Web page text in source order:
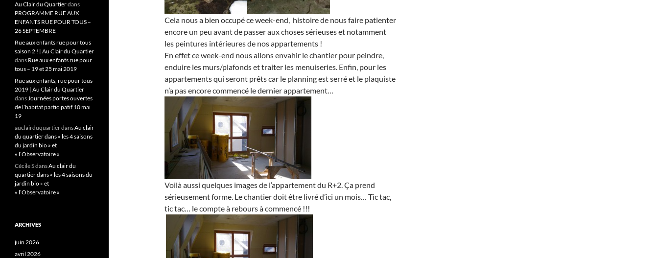
Cela nous a bien occupé ce week-end, histoire de nous faire patienter
encore un peu avant de passer aux choses sérieuses et notamment
les peintures intérieures de nos appartements !
En effet ce week-end nous allons envahir le chantier pour peindre,
enduire les murs/plafonds et traiter les menuiseries. Enfin, pour les
appartements qui seront prêts car le planning est serré et le plaquiste
n’a pas encore commencé le dernier appartement…
Voilà aussi quelques images de l’appartement du R+2. Ça prend
sérieusement forme. Le chantier doit être livré d’ici un mois… Tic tac,
tic tac… le compte à rebours à commencé !!!
Au Clair du Quartierdans
PROGRAMME RUE AUX
ENFANTS RUE POUR TOUS –
26 SEPTEMBRE
Rue aux enfants rue pour tous
saison 2 ! | Au Clair du Quartier
dans Rue aux enfants rue pour
tous – 19 et 25 mai 2019
Rue aux enfants, rue pour tous
2019 | Au Clair du Quartier
dansJournées portes ouvertes
de l’habitat participatif 10 mai
19
auclairduquartierdansAu clair
du quartier dans « les 4 saisons
du jardin bio » et
« l’Observatoire »
Cécile SdansAu clair du
quartier dans « les 4 saisons du
jardin bio » et
« l’Observatoire »
ARCHIVES
juin 2026
avril 2026